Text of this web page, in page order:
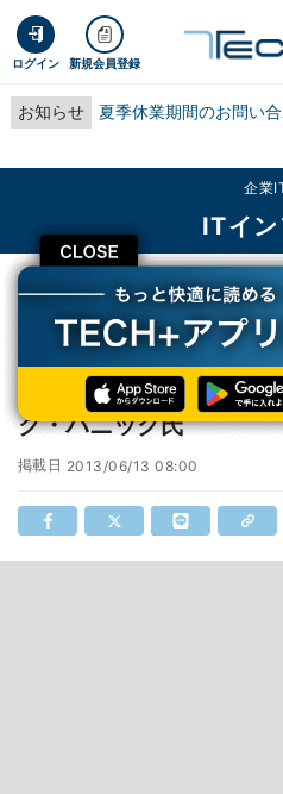
ログイン 新規会員登録
お知らせ 夏季休業期間のお問い
企業
ITイン
TECH+ 企業IT
ITインフラ
SDNは2016年から本格化する - 米HP マ
SDNは2016年から本
ク・バニック氏
掲載日 2013/06/13 08:00